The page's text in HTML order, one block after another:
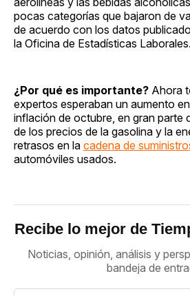
pocas categorías que bajaron de
de acuerdo con los datos
la Oficina de Estadísticas Laborales.
¿Por qué es importante? Ahora
expertos esperaban un aumento
inflación de octubre, en gran parte
de los precios de la gasolina y la
retrasos en la cadena de
automóviles usados.
Recibe lo mejor de
Noticias, opinión, análisis y
bandeja de